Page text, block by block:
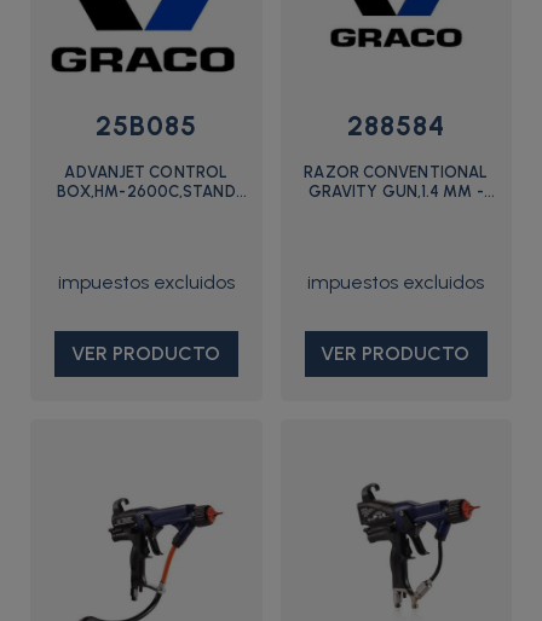
25B085
ADVANJET CONTROL
BOX,HM-2600C,STAND
VER PRODUCTO
288584
RAZOR CONVENTIONAL
GRAVITY GUN,1.4 MM -
VER PRODUCTO